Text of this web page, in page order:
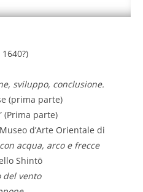
sviluppo, conclusione.
(prima parte)
(Prima parte)
d’Arte Orientale di
acqua, arco e frecce
Shintō
del vento